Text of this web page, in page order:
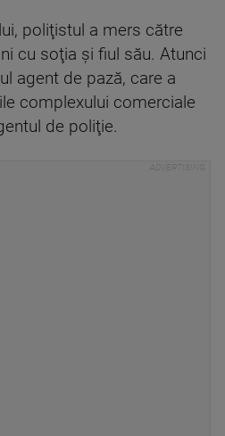
poliţistul a mers către
cu soţia şi fiul său. Atunci
agent de pază, care a
complexului comerciale
de poliţie.